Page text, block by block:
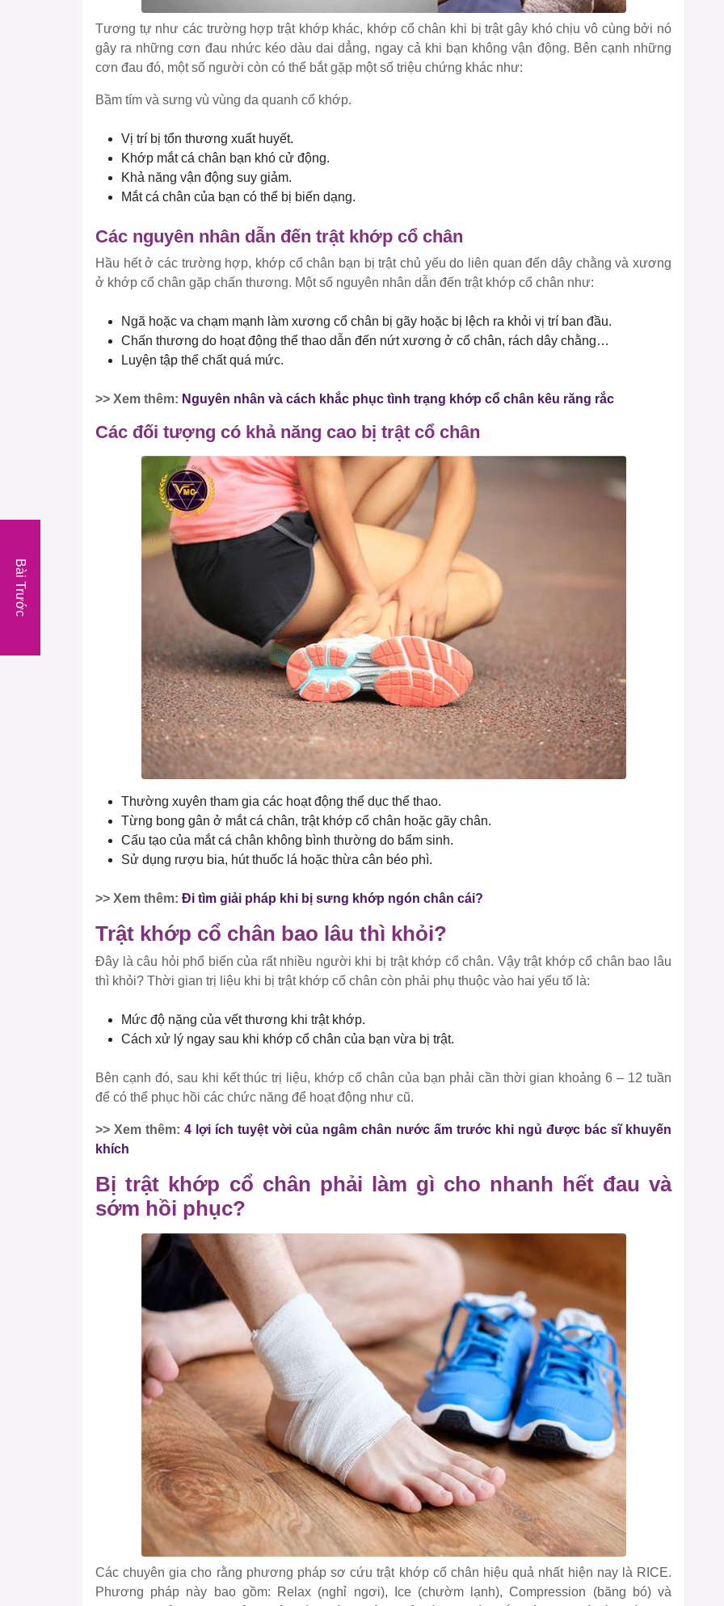
Tương tự như các trường hợp trật khớp khác, khớp cổ chân khi bị trật gây khó chịu vô cùng bởi nó
gây ra những cơn đau nhức kéo dàu dai dẳng, ngay cả khi bạn không vận động. Bên cạnh những
cơn đau đó, một số người còn có thể bắt gặp một số triệu chứng khác như:
Bầm tím và sưng vù vùng da quanh cổ khớp.
Vị trí bị tổn thương xuất huyết.
Khớp mắt cá chân bạn khó cử động.
Khả năng vận động suy giảm.
Mắt cá chân của bạn có thể bị biến dạng.
Các nguyên nhân dẫn đến trật khớp cổ chân
Hầu hết ở các trường hợp, khớp cổ chân bạn bị trật chủ yếu do liên quan đến dây chằng và xương
ở khớp cổ chân gặp chấn thương. Một số nguyên nhân dẫn đến trật khớp cổ chân như:
Ngã hoặc va chạm mạnh làm xương cổ chân bị gãy hoặc bị lệch ra khỏi vị trí ban đầu.
Chấn thương do hoạt động thể thao dẫn đến nứt xương ở cổ chân, rách dây chằng…
Luyện tập thể chất quá mức.
>> Xem thêm: Nguyên nhân và cách khắc phục tình trạng khớp cổ chân kêu răng rắc
Các đối tượng có khả năng cao bị trật cổ chân
Thường xuyên tham gia các hoạt động thể dục thể thao.
Từng bong gân ở mắt cá chân, trật khớp cổ chân hoặc gãy chân.
Cấu tạo của mắt cá chân không bình thường do bẩm sinh.
Sử dụng rượu bia, hút thuốc lá hoặc thừa cân béo phì.
>> Xem thêm: Đi tìm giải pháp khi bị sưng khớp ngón chân cái?
Trật khớp cổ chân bao lâu thì khỏi?
Đây là câu hỏi phổ biến của rất nhiều người khi bị trật khớp cổ chân. Vậy trật khớp cổ chân bao lâu
thì khỏi? Thời gian trị liệu khi bị trật khớp cổ chân còn phải phụ thuộc vào hai yếu tố là:
Mức độ nặng của vết thương khi trật khớp.
Cách xử lý ngay sau khi khớp cổ chân của bạn vừa bị trật.
Bên cạnh đó, sau khi kết thúc trị liệu, khớp cổ chân của bạn phải cần thời gian khoảng 6 – 12 tuần
để có thể phục hồi các chức năng để hoạt động như cũ.
>> Xem thêm: 4 lợi ích tuyệt vời của ngâm chân nước ấm trước khi ngủ được bác sĩ khuyến
khích
Bị trật khớp cổ chân phải làm gì cho nhanh hết đau và
sớm hồi phục?
Các chuyên gia cho rằng phương pháp sơ cứu trật khớp cổ chân hiệu quả nhất hiện nay là RICE.
Phương pháp này bao gồm: Relax (nghỉ ngơi), Ice (chườm lạnh), Compression (băng bó) và
Bài Trước